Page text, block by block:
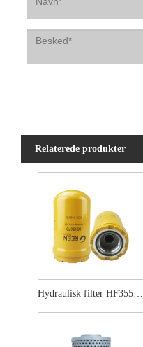
Relaterede produkter
Hydraulisk filter HF35519 5I-8670 5I-8670X